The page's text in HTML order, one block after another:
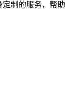
制的服务，帮助